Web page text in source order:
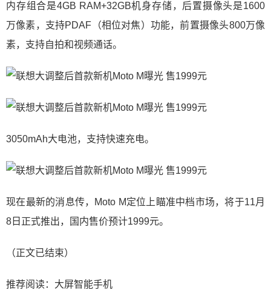
内存组合是4GB RAM+32GB机身存储，后置摄像头是1600
万像素，支持PDAF（相位对焦）功能，前置摄像头800万像
素，支持自拍和视频通话。
3050mAh大电池，支持快速充电。
现在最新的消息传，Moto M定位上瞄准中档市场，将于11月
8日正式推出，国内售价预计1999元。
（正文已结束）
推荐阅读： 大屏智能手机